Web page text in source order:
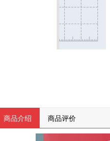
商品介绍 商品评价